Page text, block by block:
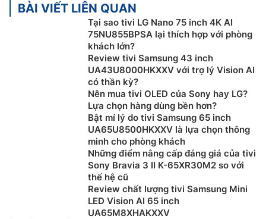
BÀI VIẾT LIÊN QUAN
Tại sao tivi LG Nano 75 inch 4K AI
75NU855BPSA lại thích hợp với phòng
khách lớn?
Review tivi Samsung 43 inch
UA43U8000HKXXV với trợ lý Vision AI
có thần kỳ?
Nên mua tivi OLED của Sony hay LG?
Lựa chọn hàng dùng bền hơn?
Bật mí lý do tivi Samsung 65 inch
UA65U8500HKXXV là lựa chọn thông
minh cho phòng khách
Những điểm nâng cấp đáng giá của tivi
Sony Bravia 3 II K-65XR30M2 so với
thế hệ cũ
Review chất lượng tivi Samsung Mini
LED Vision AI 65 inch
UA65M8XHAKXXV